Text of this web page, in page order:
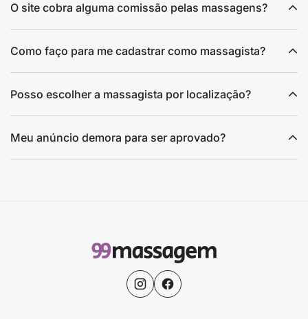
O site cobra alguma comissão pelas massagens?
Como faço para me cadastrar como massagista?
Posso escolher a massagista por localização?
Meu anúncio demora para ser aprovado?